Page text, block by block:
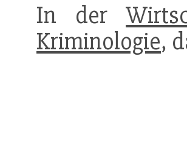
In der
Kriminologie,